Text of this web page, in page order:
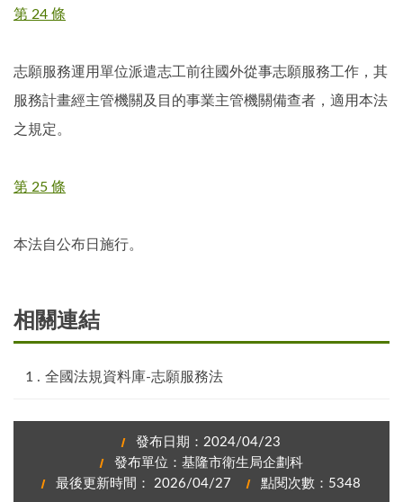
第 24 條
志願服務運用單位派遣志工前往國外從事志願服務工作，其
服務計畫經主管機關及目的事業主管機關備查者，適用本法
之規定。
第 25 條
本法自公布日施行。
相關連結
全國法規資料庫-志願服務法
發布日期：2024/04/23
發布單位：基隆市衛生局企劃科
最後更新時間： 2026/04/27
點閱次數：5348